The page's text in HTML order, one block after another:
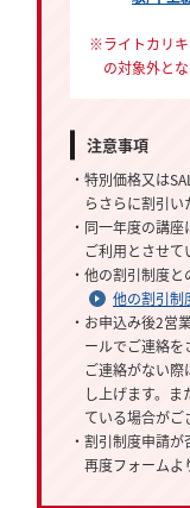
※ライトカリ
の対象外とな
注意事項
・特別価格又は
らさらに割引い
・同一年度の講
ご利用とさせて
・他の割引制度と
他の割引制
・お申込み後2営
ールでご連絡を
ご連絡がない
し上げます。
ている場合がご
・割引制度申請
再度フォームよ